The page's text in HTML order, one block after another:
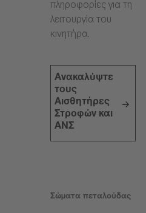
πληροφορίες για τη
λειτουργία του
κινητήρα.
Ανακαλύψτε
τους
Αισθητήρες
Στροφών και
ΑΝΣ
Σώματα πεταλούδας